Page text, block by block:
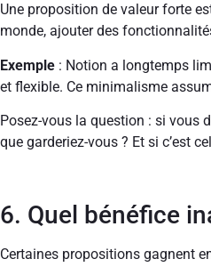
Une proposition de valeur forte
monde, ajouter des
Exemple : Notion a longtemps
et flexible. Ce minimalisme
Posez-vous la question : si vous
que garderiez-vous ? Et si c’est
6. Quel bénéfice
Certaines propositions gagnent